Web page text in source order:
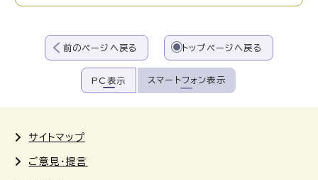
前のページへ戻る トップページへ戻る
PC表示 スマートフォン表示
サイトマップ
ご意見・提言